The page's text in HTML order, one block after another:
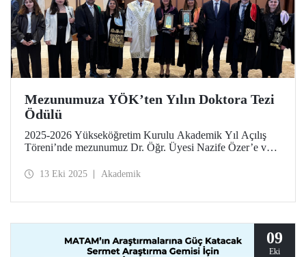
Mezunumuza YÖK’ten Yılın Doktora Tezi
Ödülü
2025-2026 Yükseköğretim Kurulu Akademik Yıl Açılış
Töreni’nde mezunumuz Dr. Öğr. Üyesi Nazife Özer’e ve
Sanatlar ve Mimarlık” kategorisindeki Yılın Doktora Tezi
13 Eki 2025 Akademik
09
Eki